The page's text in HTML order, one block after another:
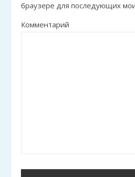
браузере для последующих
Комментарий